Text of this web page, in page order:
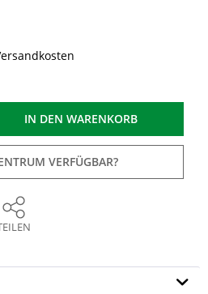
IN DEN WARENKORB
VERFÜGBAR?